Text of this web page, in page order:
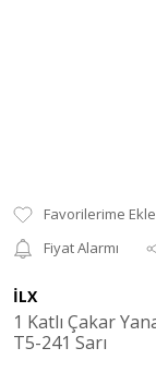
Fiyat Alarmı
İLX
1 Katlı Çakar
T5-241 Sarı